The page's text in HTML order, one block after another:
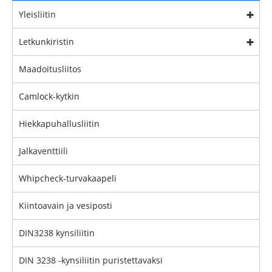
Yleisliitin
Letkunkiristin
Maadoitusliitos
Camlock-kytkin
Hiekkapuhallusliitin
Jalkaventtiili
Whipcheck-turvakaapeli
Kiintoavain ja vesiposti
DIN3238 kynsiliitin
DIN 3238 -kynsiliitin puristettavaksi